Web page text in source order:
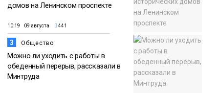
домов на Ленинском проспекте
10:19 09 августа 441
3 Общество
Можно ли уходить с работы в
обеденный перерыв, рассказали в
Минтруда